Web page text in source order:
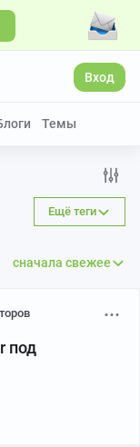
Вход
Темы
Ещё теги
сначала свежее
под
Больше видео